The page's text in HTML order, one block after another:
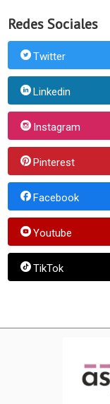
Redes Sociales
Twitter
Linkedin
Instagram
Pinterest
Facebook
Youtube
TikTok